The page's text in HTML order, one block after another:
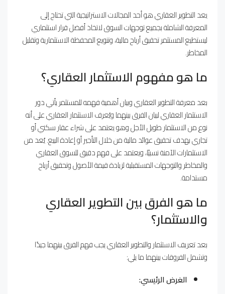
يعد التطوير العقاري هو أحد المجالات الاستراتيجية التي تحتاج إلى
المعرفة الشاملة بجميع توجهات السوق لاتخاذ أفضل قرار استثماري
ليستطيع المستثمر تحقيق أرباح مالية، وتنويع المحفظة الاستثمارية وتقليل
المخاطر.
ما هو مفهوم الاستثمار العقاري؟
بعد معرفة التطوير العقاري وبيان أهمية فهمه للمستثمر يأتي دور
الاستثمار العقاري لبيان الفرق بينهما ويُعرف الاستثمار العقاري على أنه
نوع من الاستثمار طويل الأجل وهو يعتمد على شراء عقار سكني أو
تجاري بهدف تحقيق عوائد مالية من خلال التأجير أو إعادة البيع. يُعد من
الاستثمارات الآمنة نسبيًا، ويعتمد على فهم دقيق للسوق العقاري
والمخاطر والتوجهات المستقبلية لزيادة قيمة الأصول وتحقيق أرباح
مستدامة.
ما هو الفرق بين التطوير العقاري
والاستثمار؟
بعد تعريف الاستثمار والتطوير العقاري يجب فهم الفرق بينهما جيدًا
وتشمل الفروقات بينهما ما يلي:
الغرض الرئيسي: